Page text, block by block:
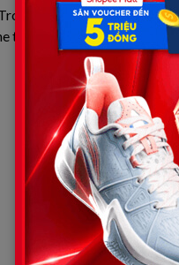
sân không có ai. Người
tiếng động, chị chỉ ngẩng